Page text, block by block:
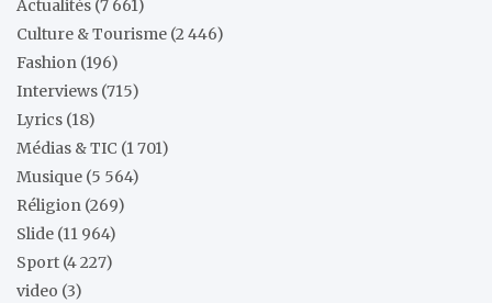
Actualités (7 661)
Culture & Tourisme (2 446)
Fashion (196)
Interviews (715)
Lyrics (18)
Médias & TIC (1 701)
Musique (5 564)
Réligion (269)
Slide (11 964)
Sport (4 227)
video (3)